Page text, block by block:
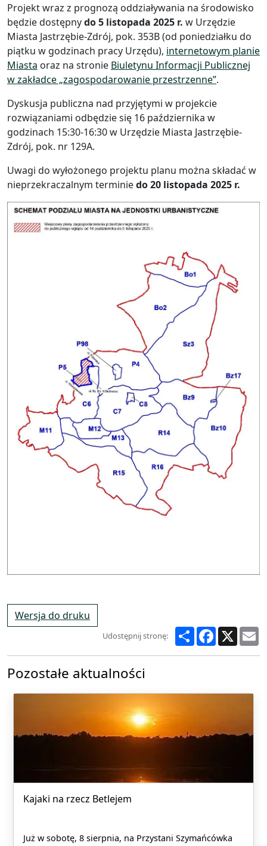
Projekt wraz z prognozą oddziaływania na środowisko
będzie dostępnydo 5 listopada 2025 r. w Urzędzie
Miasta Jastrzębie-Zdrój, pok. 353B (od poniedziałku do
piątku w godzinach pracy Urzędu), internetowym planie
Miasta oraz na stronie Biuletynu Informacji Publicznej
w zakładce „zagospodarowanie przestrzenne”.
Dyskusja publiczna nad przyjętymi w projekcie
rozwiązaniami odbędzie się 16 października w
godzinach 15:30-16:30 w Urzędzie Miasta Jastrzębie-
Zdrój, pok. nr 129A.
Uwagi do wyłożonego projektu planu można składać w
nieprzekraczalnym terminiedo 20 listopada 2025 r.
Wersja do druku
Udostępnij stronę: ShareFacebook
X
Pozostałe aktualności
Kajaki na rzecz Betlejem
Już w sobotę, 8 sierpnia, na Przystani Szymańcówka